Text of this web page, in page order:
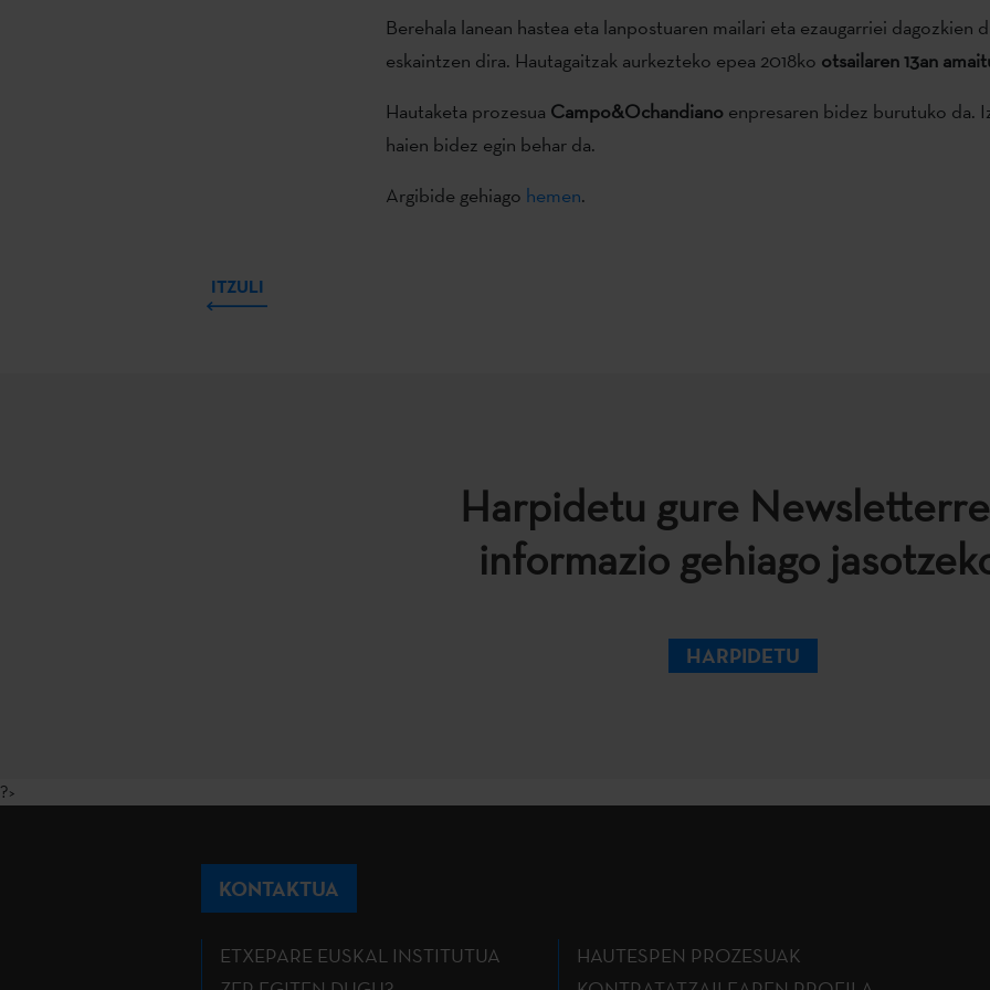
Berehala lanean hastea eta lanpostuaren mailari eta ezaugarriei dagozkien
eskaintzen dira. Hautagaitzak aurkezteko epea 2018ko otsailaren 13an
Hautaketa prozesua Campo&Ochandianoenpresaren bidez burutuko da.
haien bidez egin behar da.
Argibide gehiago hemen.
ITZULI
Harpidetu gure
informazio gehiago
HARPIDETU
?>
KONTAKTUA
ETXEPARE EUSKAL INSTITUTUA
HAUTESPEN PROZESUAK